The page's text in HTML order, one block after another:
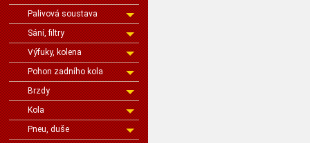
Palivová soustava
Sání, filtry
Výfuky, kolena
Pohon zadního kola
Brzdy
Kola
Pneu, duše